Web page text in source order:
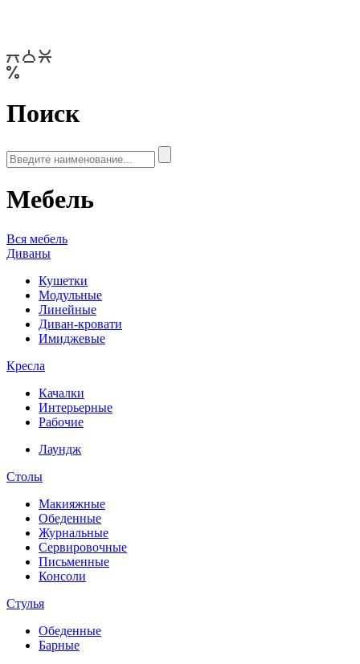
Поиск
Мебель
Вся мебель
Диваны
Кушетки
Модульные
Линейные
Диван-кровати
Имиджевые
Кресла
Качалки
Интерьерные
Рабочие
Лаундж
Столы
Макияжные
Обеденные
Журнальные
Сервировочные
Письменные
Консоли
Стулья
Обеденные
Барные